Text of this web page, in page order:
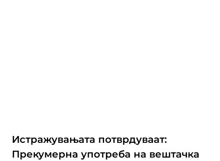
Истражувањата потврдуваат:
Прекумерна употреба на вештачка